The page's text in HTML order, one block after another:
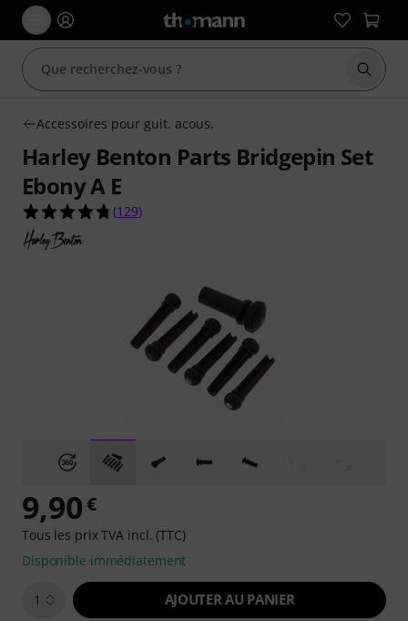
Accessoires pour guit. acous.
Harley Benton Parts Bridgepin Set
Ebony A E
4.7 étoiles sur 5 d'après 129 évaluations clients
(129)
9,90€
Tous les prix TVA incl. (TTC)
Disponible immédiatement
1 AJOUTER AU PANIER